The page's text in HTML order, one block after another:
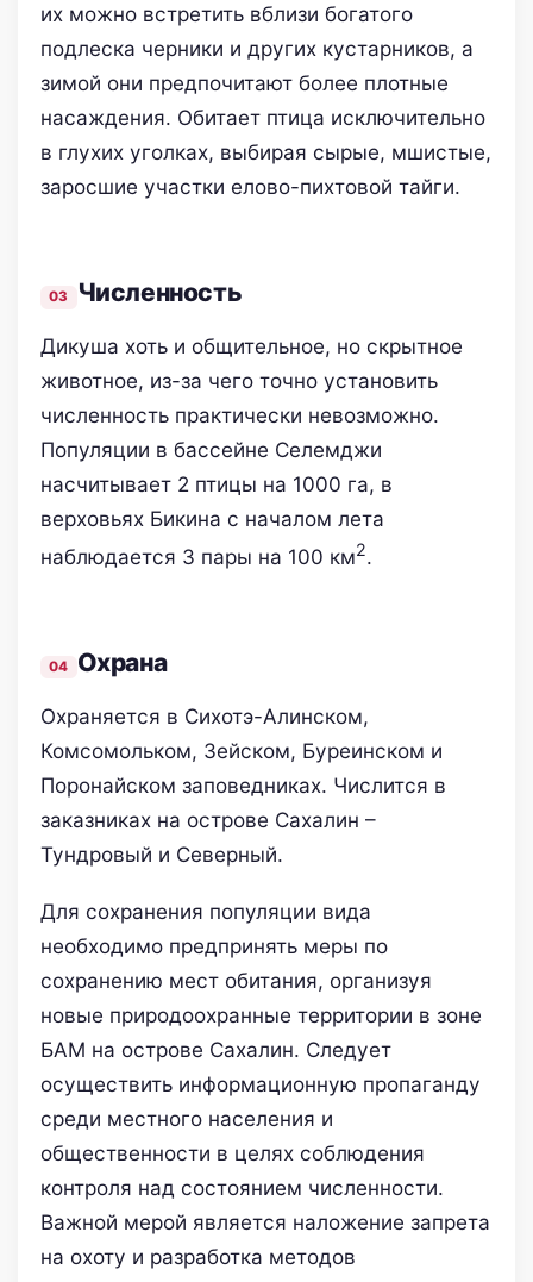
их можно встретить вблизи богатого
подлеска черники и других кустарников, а
зимой они предпочитают более плотные
насаждения. Обитает птица исключительно
в глухих уголках, выбирая сырые, мшистые,
заросшие участки елово-пихтовой тайги.
Численность
Дикуша хоть и общительное, но скрытное
животное, из-за чего точно установить
численность практически невозможно.
Популяции в бассейне Селемджи
насчитывает 2 птицы на 1000 га, в
верховьях Бикина с началом лета
наблюдается 3 пары на 100 км2.
Охрана
Охраняется в Сихотэ-Алинском,
Комсомольком, Зейском, Буреинском и
Поронайском заповедниках. Числится в
заказниках на острове Сахалин –
Тундровый и Северный.
Для сохранения популяции вида
необходимо предпринять меры по
сохранению мест обитания, организуя
новые природоохранные территории в зоне
БАМ на острове Сахалин. Следует
осуществить информационную пропаганду
среди местного населения и
общественности в целях соблюдения
контроля над состоянием численности.
Важной мерой является наложение запрета
на охоту и разработка методов